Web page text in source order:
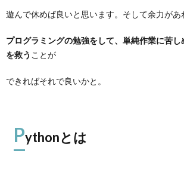
遊んで休めば良いと思います。そして余力があ
プログラミングの勉強をして、単純作業に苦
を救う ことが
できればそれで良いかと。
Pythonとは